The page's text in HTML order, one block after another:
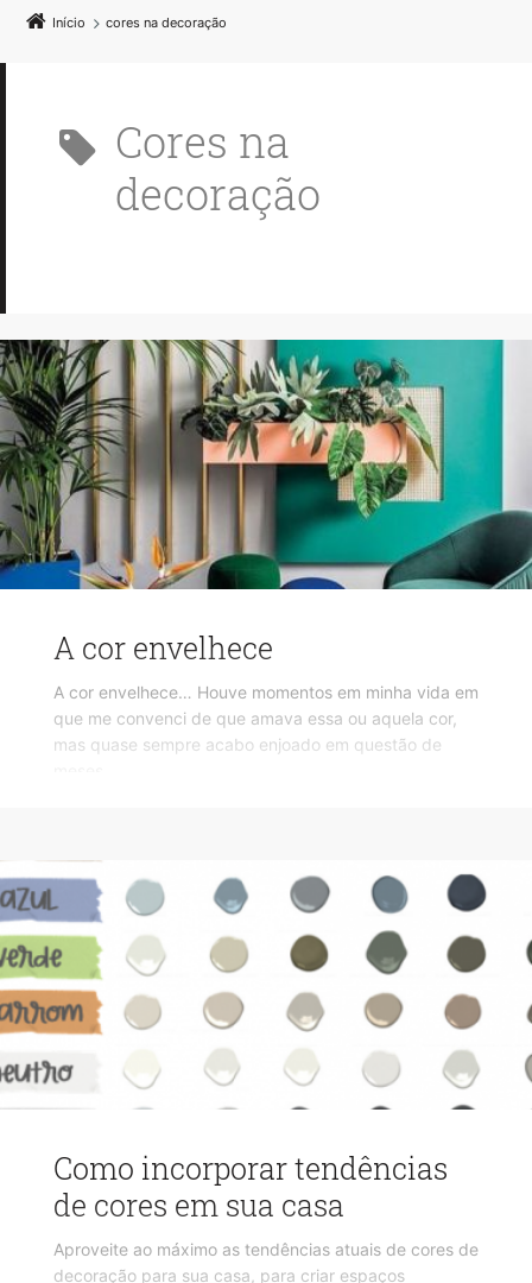
Início cores na decoração
cores na
decoração
A cor envelhece
A cor envelhece… Houve momentos em minha vida em
que me convenci de que amava essa ou aquela cor,
mas quase sempre acabo enjoado em questão de
Como incorporar tendências
de cores em sua casa
Aproveite ao máximo as tendências atuais de cores de
decoração para sua casa, para criar espaços